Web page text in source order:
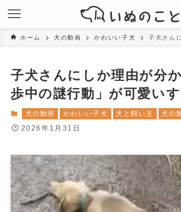
ホーム 犬の動画 かわいい子犬 子犬さん
子犬さんにしか理由が分
歩中の謎行動」が可愛いす
犬の動画 かわいい子犬 犬と飼い主 犬の
2026年1月31日